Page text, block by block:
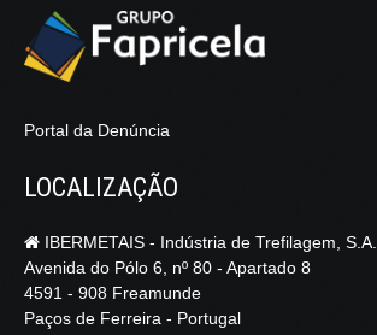
Portal da Denúncia
LOCALIZAÇÃO
IBERMETAIS - Indústria de Trefilagem, S.A.
Avenida do Pólo 6, nº 80 - Apartado 8
4591 - 908 Freamunde
Paços de Ferreira - Portugal